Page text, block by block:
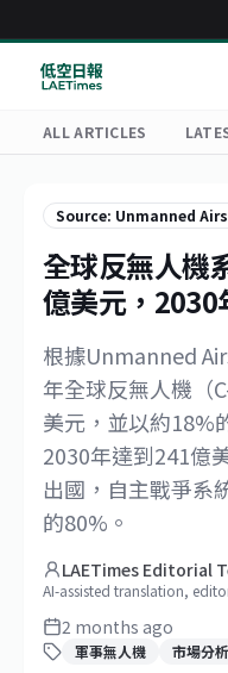
ALL ARTICLES
Source: Unmanned
全球反無人機
億美元，
根據Unmanned
年全球反無人機（
美元，並以約18%
2030年達到241億
出國，自主戰爭系
的80%。
LAETimes Editorial
AI-assisted translation,
2 months ago
軍事無人機 市場分析